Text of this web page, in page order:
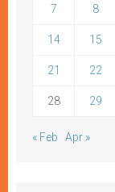
7 8
14 15
21 22
28 29
« Feb Apr »